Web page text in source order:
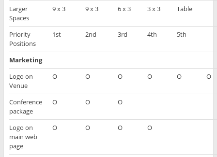
Larger
Spaces
9 x 3 9 x 3 6 x 3 3 x 3 Table
Priority
Positions
1st 2nd 3rd 4th 5th
Marketing
Logo on
Venue
O O O O O O
Conference
package
O O O
Logo on
main web
page
O O O O